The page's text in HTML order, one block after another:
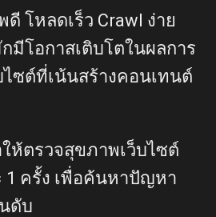
โหลดเร็ว Crawl ง่าย
มีโอกาสเติบโตในผลการ
ซต์ที่เน้นสร้างคอนเทนต์
ห้ตรวจสุขภาพเว็บไซต์
1 ครั้ง เพื่อค้นหาปัญหา
ดับ